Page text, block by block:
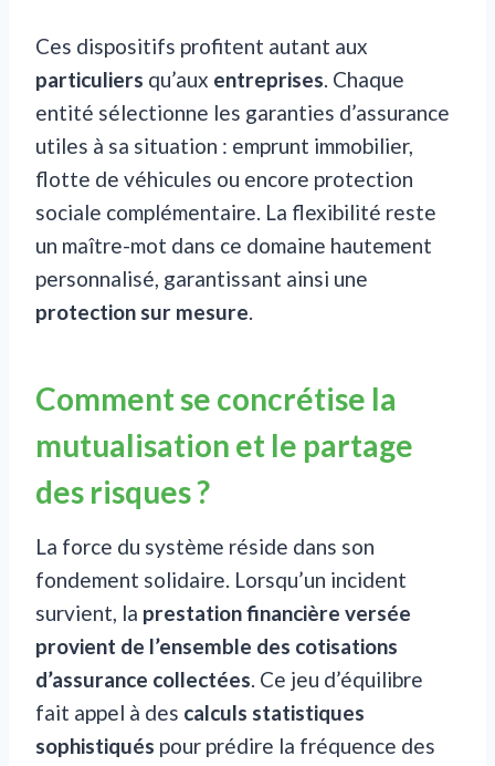
Ces dispositifs profitent autant aux
particuliers qu’aux entreprises. Chaque
entité sélectionne les garanties d’assurance
utiles à sa situation : emprunt immobilier,
flotte de véhicules ou encore protection
sociale complémentaire. La flexibilité reste
un maître-mot dans ce domaine hautement
personnalisé, garantissant ainsi une
protection sur mesure.
Comment se concrétise la
mutualisation et le partage
des risques ?
La force du système réside dans son
fondement solidaire. Lorsqu’un incident
survient, la prestation financière versée
provient de l’ensemble des cotisations
d’assurance collectées. Ce jeu d’équilibre
fait appel à des calculs statistiques
sophistiqués pour prédire la fréquence des